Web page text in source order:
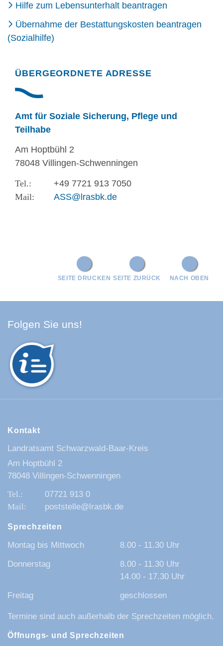
Hilfe zum Lebensunterhalt beantragen
Übernahme der Bestattungskosten beantragen
(Sozialhilfe)
ÜBERGEORDNETE ADRESSE
Amt für Soziale Sicherung, Pflege und
Teilhabe
Am Hoptbühl 2
78048 Villingen-Schwenningen
+49 7721 913 7050
ASS@lrasbk.de
NACH OBEN
SEITE ZURÜCK
SEITE DRUCKEN
Folgen Sie uns!
Kontakt
Landratsamt Schwarzwald-Baar-Kreis
Am Hoptbühl 2
78048 Villingen-Schwenningen
07721 913 0
poststelle@lrasbk.de
Sprechzeiten
Montag bis Mittwoch
8.00 - 11.30 Uhr
Donnerstag
8.00 - 11.30 Uhr
14.00 - 17.30 Uhr
Freitag
geschlossen
Termine sind auch außerhalb der Sprechzeiten möglich.
Öffnungs- und Sprechzeiten